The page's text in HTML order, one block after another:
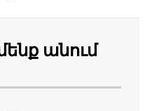
անում